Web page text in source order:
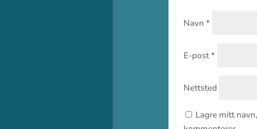
Navn *
E-post*
Nettsted
Lagre mitt